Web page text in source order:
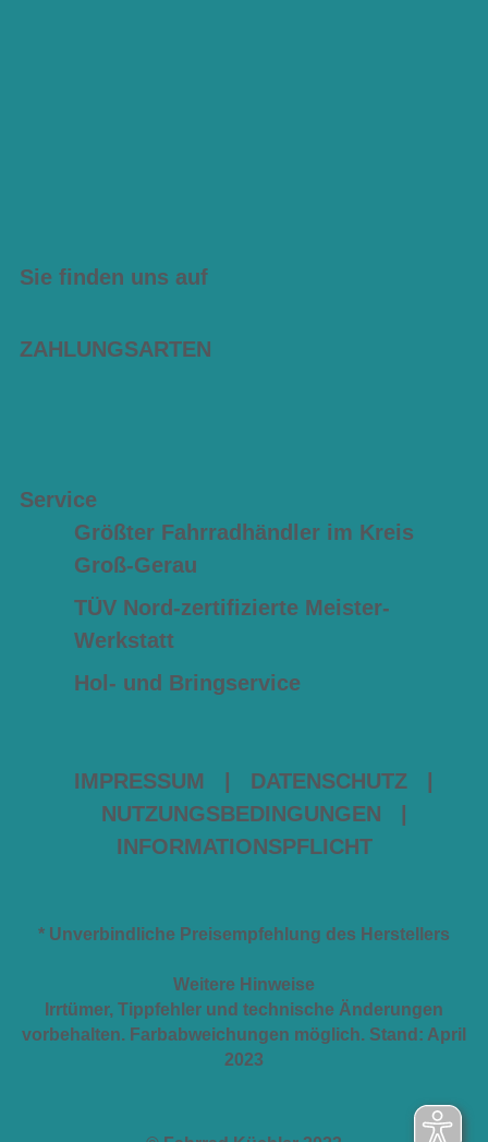
Sie finden uns auf
ZAHLUNGSARTEN
Service
Größter Fahrradhändler im Kreis
Groß-Gerau
TÜV Nord-zertifizierte Meister-
Werkstatt
Hol- und Bringservice
IMPRESSUM DATENSCHUTZ
NUTZUNGSBEDINGUNGEN
INFORMATIONSPFLICHT
* Unverbindliche Preisempfehlung des Herstellers
Weitere Hinweise
Irrtümer, Tippfehler und technische Änderungen
vorbehalten. Farbabweichungen möglich. Stand: April
2023